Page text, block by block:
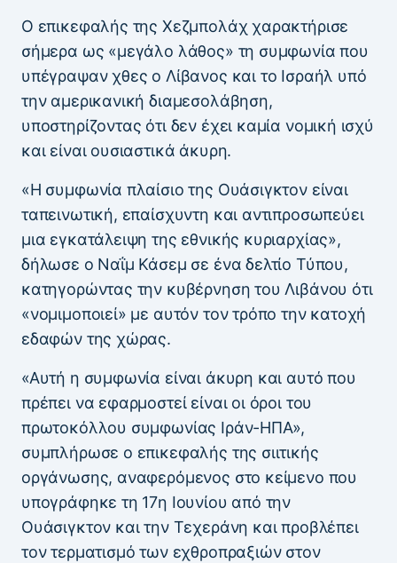
Ο επικεφαλής της Χεζμπολάχ χαρακτήρισε
σήμερα ως «μεγάλο λάθος» τη συμφωνία που
υπέγραψαν χθες ο Λίβανος και το Ισραήλ υπό
την αμερικανική διαμεσολάβηση,
υποστηρίζοντας ότι δεν έχει καμία νομική ισχύ
και είναι ουσιαστικά άκυρη.
«Η συμφωνία πλαίσιο της Ουάσιγκτον είναι
ταπεινωτική, επαίσχυντη και αντιπροσωπεύει
μια εγκατάλειψη της εθνικής κυριαρχίας»,
δήλωσε ο Ναΐμ Κάσεμ σε ένα δελτίο Τύπου,
κατηγορώντας την κυβέρνηση του Λιβάνου ότι
«νομιμοποιεί» με αυτόν τον τρόπο την κατοχή
εδαφών της χώρας.
«Αυτή η συμφωνία είναι άκυρη και αυτό που
πρέπει να εφαρμοστεί είναι οι όροι του
πρωτοκόλλου συμφωνίας Ιράν-ΗΠΑ»,
συμπλήρωσε ο επικεφαλής της σιιτικής
οργάνωσης, αναφερόμενος στο κείμενο που
υπογράφηκε τη 17η Ιουνίου από την
Ουάσιγκτον και την Τεχεράνη και προβλέπει
τον τερματισμό των εχθροπραξιών στον